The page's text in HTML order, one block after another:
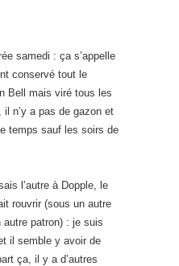
samedi : ça s’appelle
conservé tout le
Bell mais viré tous les
n’y a pas de gazon et
temps sauf les soirs de
l’autre à Dopple, le
rouvrir (sous un autre
patron) : je suis
il semble y avoir de
ça, il y a d’autres